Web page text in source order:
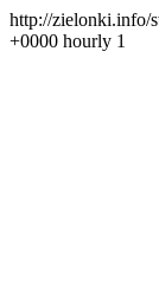
http://zielonki.info/
+0000 hourly 1